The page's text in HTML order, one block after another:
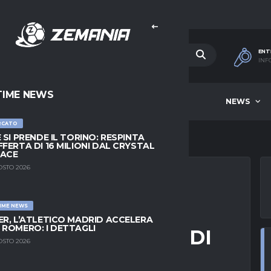
NEWS
NEWS
SI PRENDE IL TORINO: RESPINTA
DI 16 MILIONI DAL CRYSTAL
2026
NEWS
L’ATLETICO MADRID ACCELERA
ROMERO: I DETTAGLI
2026
PER
DOPO L’ ADDIO DI